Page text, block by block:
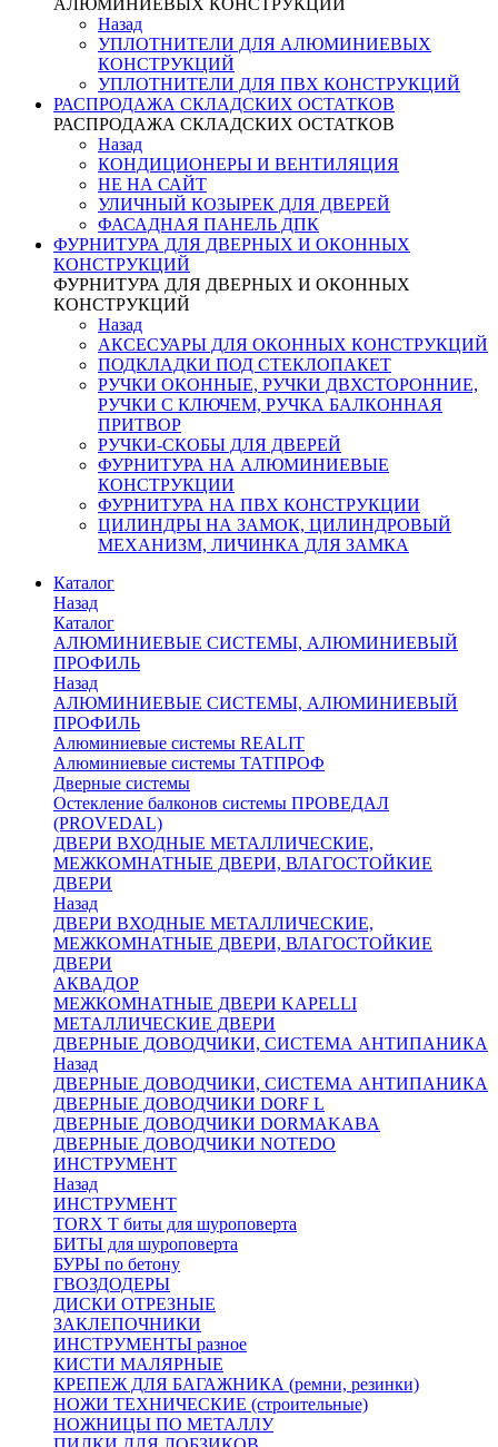
АЛЮМИНИЕВЫХ КОНСТРУКЦИЙ
Назад
УПЛОТНИТЕЛИ ДЛЯ АЛЮМИНИЕВЫХ
КОНСТРУКЦИЙ
УПЛОТНИТЕЛИ ДЛЯ ПВХ КОНСТРУКЦИЙ
РАСПРОДАЖА СКЛАДСКИХ ОСТАТКОВ
РАСПРОДАЖА СКЛАДСКИХ ОСТАТКОВ
Назад
КОНДИЦИОНЕРЫ И ВЕНТИЛЯЦИЯ
НЕ НА САЙТ
УЛИЧНЫЙ КОЗЫРЕК ДЛЯ ДВЕРЕЙ
ФАСАДНАЯ ПАНЕЛЬ ДПК
ФУРНИТУРА ДЛЯ ДВЕРНЫХ И ОКОННЫХ
КОНСТРУКЦИЙ
ФУРНИТУРА ДЛЯ ДВЕРНЫХ И ОКОННЫХ
КОНСТРУКЦИЙ
Назад
АКСЕСУАРЫ ДЛЯ ОКОННЫХ КОНСТРУКЦИЙ
ПОДКЛАДКИ ПОД СТЕКЛОПАКЕТ
РУЧКИ ОКОННЫЕ, РУЧКИ ДВХСТОРОННИЕ,
РУЧКИ С КЛЮЧЕМ, РУЧКА БАЛКОННАЯ
ПРИТВОР
РУЧКИ-СКОБЫ ДЛЯ ДВЕРЕЙ
ФУРНИТУРА НА АЛЮМИНИЕВЫЕ
КОНСТРУКЦИИ
ФУРНИТУРА НА ПВХ КОНСТРУКЦИИ
ЦИЛИНДРЫ НА ЗАМОК, ЦИЛИНДРОВЫЙ
МЕХАНИЗМ, ЛИЧИНКА ДЛЯ ЗАМКА
Каталог
Назад
Каталог
АЛЮМИНИЕВЫЕ СИСТЕМЫ, АЛЮМИНИЕВЫЙ
ПРОФИЛЬ
Назад
АЛЮМИНИЕВЫЕ СИСТЕМЫ, АЛЮМИНИЕВЫЙ
ПРОФИЛЬ
Алюминиевые системы REALIT
Алюминиевые системы ТАТПРОФ
Дверные системы
Остекление балконов системы ПРОВЕДАЛ
(PROVEDAL)
ДВЕРИ ВХОДНЫЕ МЕТАЛЛИЧЕСКИЕ,
МЕЖКОМНАТНЫЕ ДВЕРИ, ВЛАГОСТОЙКИЕ
ДВЕРИ
Назад
ДВЕРИ ВХОДНЫЕ МЕТАЛЛИЧЕСКИЕ,
МЕЖКОМНАТНЫЕ ДВЕРИ, ВЛАГОСТОЙКИЕ
ДВЕРИ
АКВАДОР
МЕЖКОМНАТНЫЕ ДВЕРИ KAPELLI
МЕТАЛЛИЧЕСКИЕ ДВЕРИ
ДВЕРНЫЕ ДОВОДЧИКИ, СИСТЕМА АНТИПАНИКА
Назад
ДВЕРНЫЕ ДОВОДЧИКИ, СИСТЕМА АНТИПАНИКА
ДВЕРНЫЕ ДОВОДЧИКИ DORF L
ДВЕРНЫЕ ДОВОДЧИКИ DORMAKABA
ДВЕРНЫЕ ДОВОДЧИКИ NOTEDO
ИНСТРУМЕНТ
Назад
ИНСТРУМЕНТ
TORX T биты для шуроповерта
БИТЫ для шуроповерта
БУРЫ по бетону
ГВОЗДОДЕРЫ
ДИСКИ ОТРЕЗНЫЕ
ЗАКЛЕПОЧНИКИ
ИНСТРУМЕНТЫ разное
КИСТИ МАЛЯРНЫЕ
КРЕПЕЖ ДЛЯ БАГАЖНИКА (ремни, резинки)
НОЖИ ТЕХНИЧЕСКИЕ (строительные)
НОЖНИЦЫ ПО МЕТАЛЛУ